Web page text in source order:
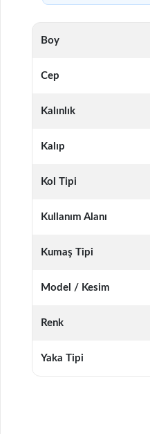
Boy
Cep
Kalınlık
Kalıp
Kol Tipi
Kullanım Alanı
Kumaş Tipi
Model / Kesim
Renk
Yaka Tipi